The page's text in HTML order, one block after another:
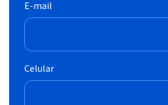
E-mail
Celular